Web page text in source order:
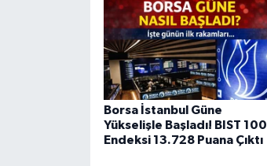
Borsa İstanbul Güne
Yükselişle Başladı! BIST 100
Endeksi 13.728 Puana Çıktı